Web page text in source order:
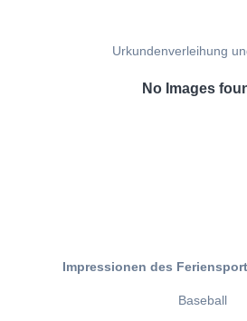
Urkundenverleihung
No Images
Impressionen des
Baseball